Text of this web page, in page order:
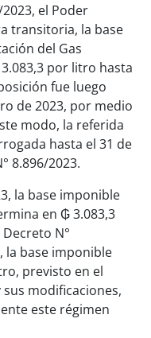
el Poder
transitoria, la base
del Gas
por litro hasta
fue luego
de 2023, por medio
modo, la referida
hasta el 31 de
8.896/2023.
la base imponible
en ₲ 3.083,3
N°
la base imponible
previsto en el
sus modificaciones,
este régimen